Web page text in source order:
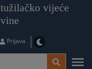
vijeće
Prijava